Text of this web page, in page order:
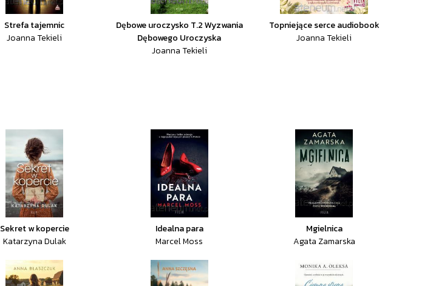
Strefa tajemnic
Joanna Tekieli
Dębowe uroczysko T.2 Wyzwania
Dębowego Uroczyska
Joanna Tekieli
Topniejące serce audiobook
Joanna Tekieli
Sekret w kopercie
Katarzyna Dulak
Idealna para
Marcel Moss
Mgielnica
Agata Zamarska